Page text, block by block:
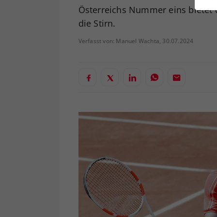
Österreichs Nummer eins bietet
die Stirn.
Verfasst von: Manuel Wachta, 30.07.2024